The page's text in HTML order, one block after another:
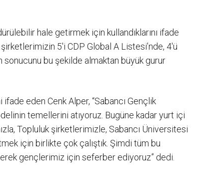
hale getirmek için kullandıklarını ifade
5'i CDP Global A Listesi’nde, 4'ü
sonucunu bu şekilde almaktan büyük gurur
eden Cenk Alper, “Sabancı Gençlik
temellerini atıyoruz. Bugüne kadar yurt içi
Topluluk şirketlerimizle, Sabancı Üniversitesi
için birlikte çok çalıştık. Şimdi tüm bu
gençlerimiz için seferber ediyoruz” dedi.